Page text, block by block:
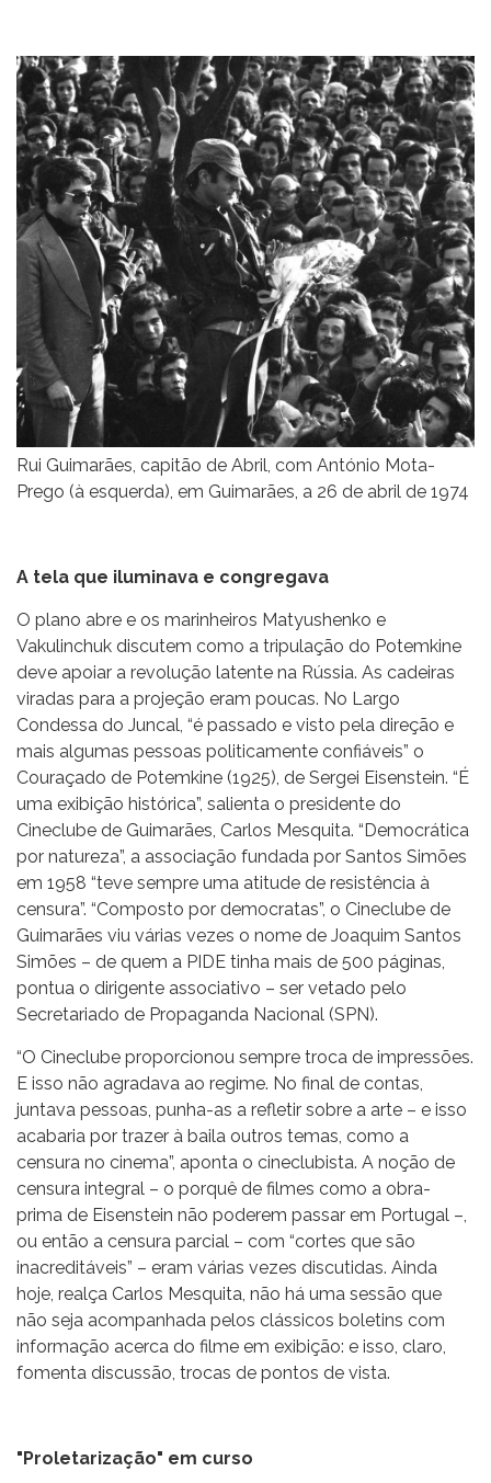
Rui Guimarães, capitão de Abril, com António Mota-
Prego (à esquerda), em Guimarães, a 26 de abril de 1974
A tela que iluminava e congregava
O plano abre e os marinheiros Matyushenko e
Vakulinchuk discutem como a tripulação do Potemkine
deve apoiar a revolução latente na Rússia. As cadeiras
viradas para a projeção eram poucas. No Largo
Condessa do Juncal, “é passado e visto pela direção e
mais algumas pessoas politicamente confiáveis” o
Couraçado de Potemkine (1925), de Sergei Eisenstein. “É
uma exibição histórica”, salienta o presidente do
Cineclube de Guimarães, Carlos Mesquita. “Democrática
por natureza”, a associação fundada por Santos Simões
em 1958 “teve sempre uma atitude de resistência à
censura”. “Composto por democratas”, o Cineclube de
Guimarães viu várias vezes o nome de Joaquim Santos
Simões – de quem a PIDE tinha mais de 500 páginas,
pontua o dirigente associativo – ser vetado pelo
Secretariado de Propaganda Nacional (SPN).
“O Cineclube proporcionou sempre troca de impressões.
E isso não agradava ao regime. No final de contas,
juntava pessoas, punha-as a refletir sobre a arte – e isso
acabaria por trazer à baila outros temas, como a
censura no cinema”, aponta o cineclubista. A noção de
censura integral – o porquê de filmes como a obra-
prima de Eisenstein não poderem passar em Portugal –,
ou então a censura parcial – com “cortes que são
inacreditáveis” – eram várias vezes discutidas. Ainda
hoje, realça Carlos Mesquita, não há uma sessão que
não seja acompanhada pelos clássicos boletins com
informação acerca do filme em exibição: e isso, claro,
fomenta discussão, trocas de pontos de vista.
"Proletarização" em curso